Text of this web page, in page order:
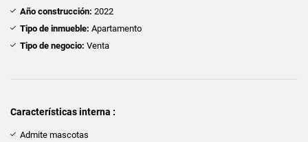
Año construcción: 2022
Tipo de inmueble: Apartamento
Tipo de negocio: Venta
Características interna :
Admite mascotas